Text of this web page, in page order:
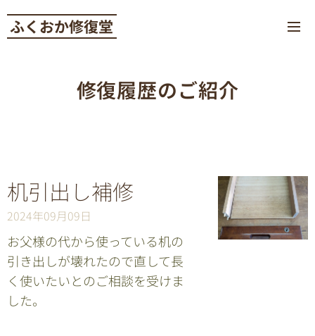
ふくおか修復堂
修復履歴のご紹介
机引出し補修
2024年09月09日
お父様の代から使っている机の
引き出しが壊れたので直して長
く使いたいとのご相談を受けま
した。